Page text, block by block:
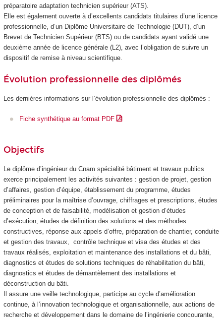
préparatoire adaptation technicien supérieur (ATS).
Elle est également ouverte à d’excellents candidats titulaires d’une licence
professionnelle, d’un Diplôme Universitaire de Technologie (DUT), d’un
Brevet de Technicien Supérieur (BTS) ou de candidats ayant validé une
deuxième année de licence générale (L2), avec l’obligation de suivre un
dispositif de remise à niveau scientifique.
Évolution professionnelle des diplômés
Les dernières informations sur l’évolution professionnelle des diplômés :
Fiche synthétique au format PDF
Objectifs
Le diplôme d’ingénieur du Cnam spécialité bâtiment et travaux publics
exerce principalement les activités suivantes : gestion de projet, gestion
d’affaires, gestion d’équipe, établissement du programme, études
préliminaires pour la maîtrise d’ouvrage, chiffrages et prescriptions, études
de conception et de faisabilité, modélisation et gestion d’études
d’exécution, études de définition des solutions et des méthodes
constructives, réponse aux appels d’offre, préparation de chantier, conduite
et gestion des travaux, contrôle technique et visa des études et des
travaux réalisés, exploitation et maintenance des installations et du bâti,
diagnostics et études de solutions techniques de réhabilitation du bâti,
diagnostics et études de démantèlement des installations et
déconstruction du bâti.
Il assure une veille technologique, participe au cycle d’amélioration
continue, à l’innovation technologique et organisationnelle, aux actions de
recherche et développement dans le domaine de l’ingénierie concourante,